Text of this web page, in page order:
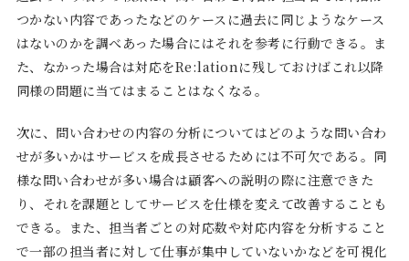
つかない内容であったなどのケースに過去に同じようなケース
はないのかを調べあった場合にはそれを参考に行動できる。ま
た、なかった場合は対応をRe:lationに残しておけばこれ以降
同様の問題に当てはまることはなくなる。
次に、問い合わせの内容の分析についてはどのような問い合わ
せが多いかはサービスを成長させるためには不可欠である。同
様な問い合わせが多い場合は顧客への説明の際に注意できた
り、それを課題としてサービスを仕様を変えて改善することも
できる。また、担当者ごとの対応数や対応内容を分析すること
で一部の担当者に対して仕事が集中していないかなどを可視化